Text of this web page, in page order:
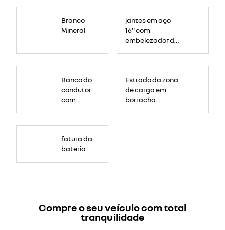
Branco
Mineral
jantes em aço
16'' com
embelezador de
Banco do
condutor
com
em
altura,
Estrado da zona
de carga em
borracha
fatura da
bateria
Compre o seu veículo com total
tranquilidade